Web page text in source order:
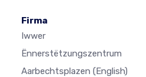
Firma
Iwwer
Ënnerstëtzungszentrum
Aarbechtsplazen (English)